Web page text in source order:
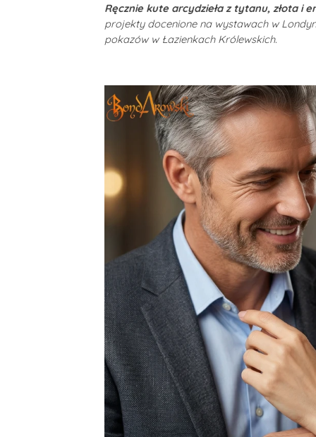
Ręcznie kute arcydzieła z tytanu, złota i
projekty docenione na wystawach w
pokazów w Łazienkach Królewskich.